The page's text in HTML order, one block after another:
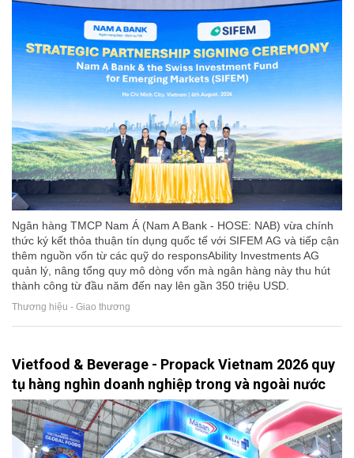
Ngân hàng TMCP Nam Á (Nam A Bank - HOSE: NAB) vừa chính
thức ký kết thỏa thuận tín dụng quốc tế với SIFEM AG và tiếp cận
thêm nguồn vốn từ các quỹ do responsAbility Investments AG
quản lý, nâng tổng quy mô dòng vốn mà ngân hàng này thu hút
thành công từ đầu năm đến nay lên gần 350 triệu USD.
Thương hiệu - Giao thương
Vietfood & Beverage - Propack Vietnam 2026 quy
tụ hàng nghìn doanh nghiệp trong và ngoài nước